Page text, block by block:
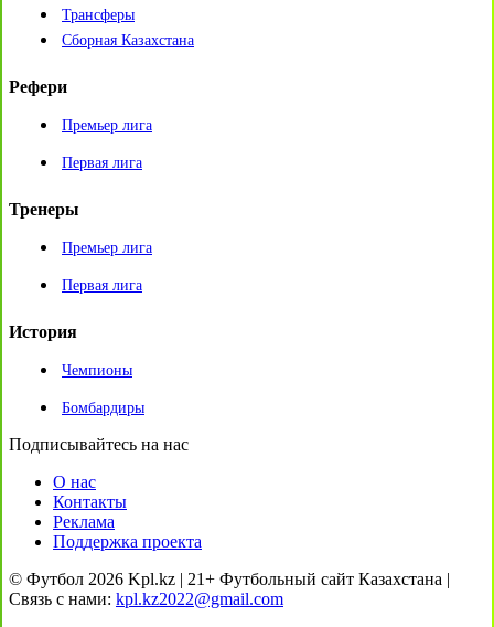
Трансферы
Сборная Казахстана
Рефери
Премьер лига
Первая лига
Тренеры
Премьер лига
Первая лига
История
Чемпионы
Бомбардиры
Подписывайтесь на нас
О нас
Контакты
Реклама
Поддержка проекта
© Футбол 2026 Kpl.kz | 21+ Футбольный сайт Казахстана |
Связь с нами: kpl.kz2022@gmail.com